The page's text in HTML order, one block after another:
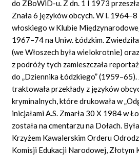
do ZBoWiD-u. Z dn. 1 I 1973
Znała 6 języków obcych. W l.
włoskiego w Klubie
1967–74 na Uniw. Łódzkim.
(we Włoszech była wielokrotnie)
z podróży tych zamieszczała
do „Dziennika Łódzkiego”
traktowała przekłady z języków
kryminalnych, które drukowała w
inicjałami A.S. Zmarła 30 X 1984 w
została na cmentarzu na Dołach.
Krzyżem Kawalerskim Orderu
Komisji Edukacji Narodowej, Złotym